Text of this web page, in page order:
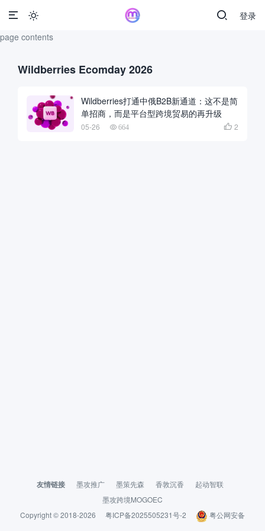
page contents
登录

Wildberries Ecomday 2026
Wildberries打通中俄B2B新通道：这不是简
单招商，而是平台型跨境贸易的再升级
05-26 664  2
友情链接 墨攻推广 墨策先森 香敦沉香
起动智联
墨攻跨境MOGOEC
Copyright © 2018-2026
粤ICP备2025505231号-2 粤公网安备